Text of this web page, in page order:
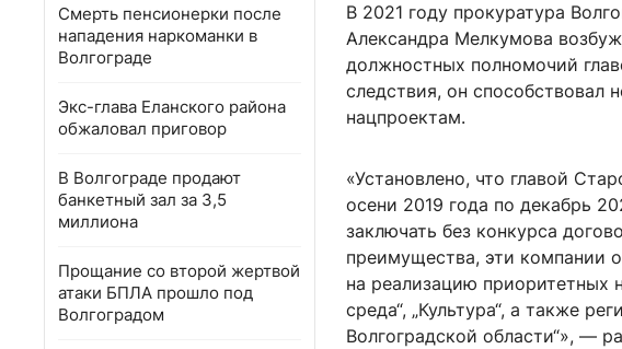
Смерть пенсионерки после
нападения наркоманки в
Волгограде
Экс-глава Еланского района
обжаловал приговор
В Волгограде продают
банкетный зал за 3,5
миллиона
Прощание со второй жертвой
атаки БПЛА прошло под
Волгоградом
В 2021 году прокуратура
Александра Мелкумова
должностных полномочий
следствия, он способствовал
нацпроектам.
«Установлено, что главой
осени 2019 года по декабрь
заключать без конкурса
преимущества, эти компании
на реализацию приоритетных
среда“, „Культура“, а также
Волгоградской области“», —